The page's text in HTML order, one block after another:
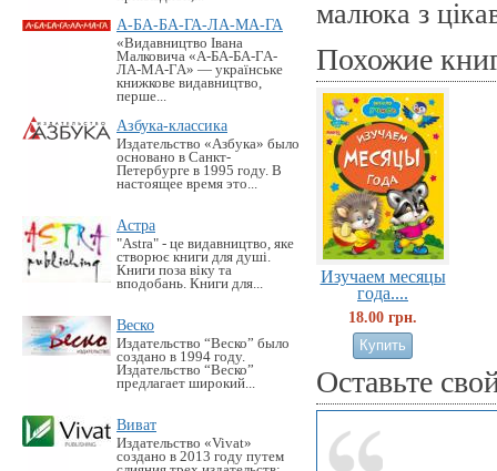
А-БА-БА-ГА-ЛА-МА-ГА
«Видавництво Івана
Малковича «А-БА-БА-ГА-
ЛА-МА-ГА» — українське
книжкове видавництво,
перше...
Азбука-классика
Издательство «Азбука» было
основано в Санкт-
Петербурге в 1995 году. В
настоящее время это...
Астра
"Astra" - це видавництво, яке
створює книги для душі.
Книги поза віку та
вподобань. Книги для...
Веско
Издательство “Веско” было
создано в 1994 году.
Издательство “Веско”
предлагает широкий...
Виват
Издательство «Vivat»
создано в 2013 году путем
малюка з
Похожие
Изучаем месяцы
года....
18.00 грн.
Оставьте